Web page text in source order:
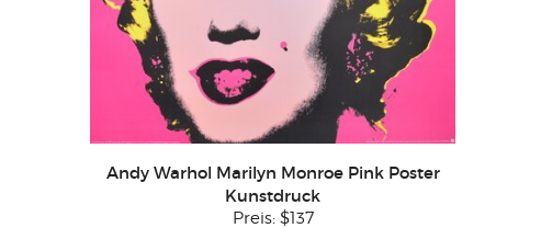
Andy Warhol Marilyn Monroe Pink Poster
Kunstdruck
Preis: $137